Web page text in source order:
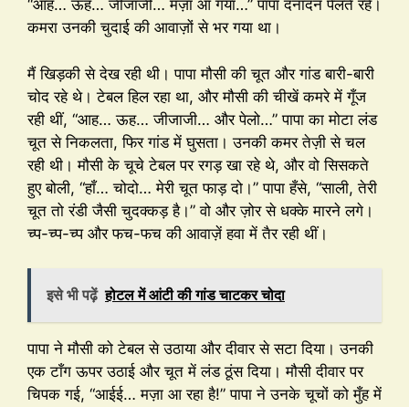
“आह… ऊह… जीजाजी… मज़ा आ गया…” पापा दनादन पेलते रहे।
कमरा उनकी चुदाई की आवाज़ों से भर गया था।
मैं खिड़की से देख रही थी। पापा मौसी की चूत और गांड बारी-बारी
चोद रहे थे। टेबल हिल रहा था, और मौसी की चीखें कमरे में गूँज
रही थीं, “आह… ऊह… जीजाजी… और पेलो…” पापा का मोटा लंड
चूत से निकलता, फिर गांड में घुसता। उनकी कमर तेज़ी से चल
रही थी। मौसी के चूचे टेबल पर रगड़ खा रहे थे, और वो सिसकते
हुए बोली, “हाँ… चोदो… मेरी चूत फाड़ दो।” पापा हँसे, “साली, तेरी
चूत तो रंडी जैसी चुदक्कड़ है।” वो और ज़ोर से धक्के मारने लगे।
च्प-च्प-च्प और फच-फच की आवाज़ें हवा में तैर रही थीं।
इसे भी पढ़ें होटल में आंटी की गांड चाटकर चोदा
पापा ने मौसी को टेबल से उठाया और दीवार से सटा दिया। उनकी
एक टाँग ऊपर उठाई और चूत में लंड ठूंस दिया। मौसी दीवार पर
चिपक गई, “आईई… मज़ा आ रहा है!” पापा ने उनके चूचों को मुँह में